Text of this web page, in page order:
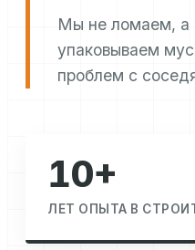
Мы не ломаем, а
упаковываем
проблем с
10+
ЛЕТ ОПЫТА В